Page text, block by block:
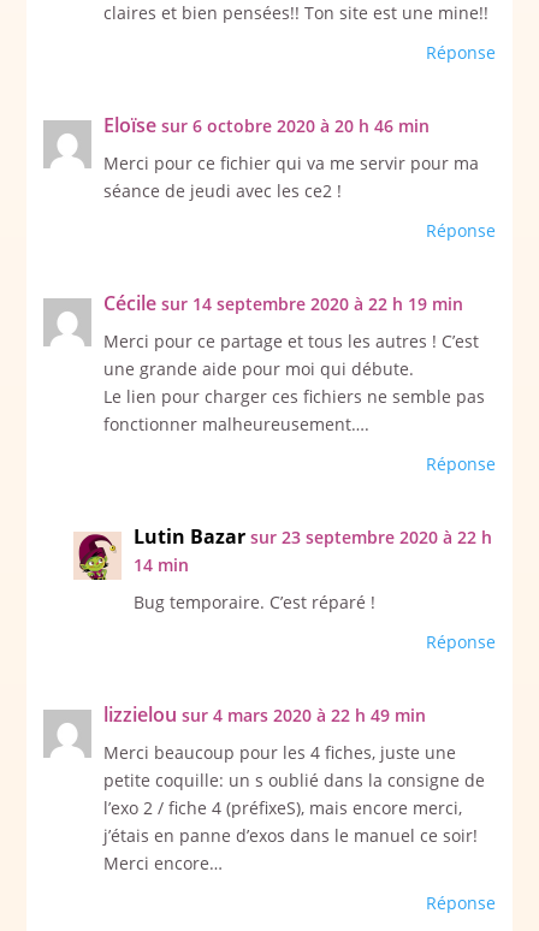
claires et bien pensées!! Ton site est une mine!!
Réponse
Eloïse sur 6 octobre 2020 à 20 h 46 min
Merci pour ce fichier qui va me servir pour ma
séance de jeudi avec les ce2 !
Réponse
Cécile sur 14 septembre 2020 à 22 h 19 min
Merci pour ce partage et tous les autres ! C’est
une grande aide pour moi qui débute.
Le lien pour charger ces fichiers ne semble pas
fonctionner malheureusement….
Réponse
Lutin Bazar sur 23 septembre 2020 à 22 h
14 min
Bug temporaire. C’est réparé !
Réponse
lizzielou sur 4 mars 2020 à 22 h 49 min
Merci beaucoup pour les 4 fiches, juste une
petite coquille: un s oublié dans la consigne de
l’exo 2 / fiche 4 (préfixeS), mais encore merci,
j’étais en panne d’exos dans le manuel ce soir!
Merci encore…
Réponse